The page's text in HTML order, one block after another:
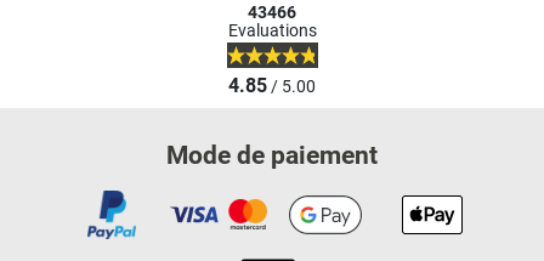
43466
Evaluations
4.85/ 5.00
Mode de paiement